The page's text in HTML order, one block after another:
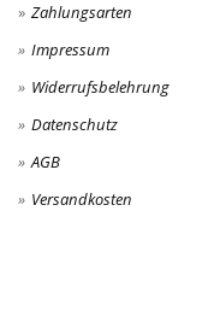
Zahlungsarten
Impressum
Widerrufsbelehrung
Datenschutz
AGB
Versandkosten